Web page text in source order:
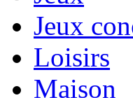
Jeux
Loisirs
Maison